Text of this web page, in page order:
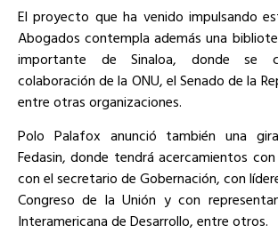
El proyecto que ha venido impulsando
Abogados contempla además una
importante de Sinaloa, donde se
colaboración de la ONU, el Senado de la
entre otras organizaciones.
Polo Palafox anunció también una
Fedasin, donde tendrá acercamientos con
con el secretario de Gobernación, con
Congreso de la Unión y con
Interamericana de Desarrollo, entre otros.